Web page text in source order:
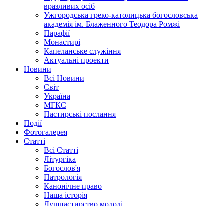
вразливих осіб
Ужгородська греко-католицька богословська
академія ім. Блаженного Теодора Ромжі
Парафії
Монастирі
Капеланське служіння
Актуальні проекти
Новини
Всі Новини
Світ
Україна
МГКЄ
Пастирські послання
Події
Фотогалерея
Статті
Всі Статті
Літургіка
Богослов'я
Патрологія
Канонічне право
Наша історія
Душпастирство молоді